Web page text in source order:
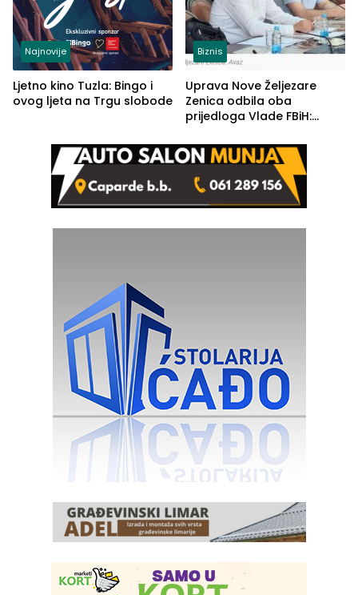
Najnovije
Ljetno kino Tuzla: Bingo i
ovog ljeta na Trgu slobode
Biznis
Uprava Nove Željezare
Zenica odbila oba
prijedloga Vlade FBiH:
rješenje